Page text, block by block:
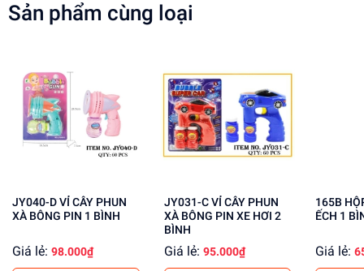
Lợi Ích Phát Triển
Tăng cường kỹ năng phối hợp tay mắt
Giúp trẻ em học hỏi, khám phá thế giới xung quanh
Mua ngay tạidochoitinphat.com, chúng tôi cung cấp giá sỉ
cho khách buôn. Liên hệ với chúng tôi để biết thêm thông
Sản phẩm cùng loại
JY040-D VỈ CÂY PHUN
XÀ BÔNG PIN 1 BÌNH
Giá lẻ: 98.000₫
JY031-C VỈ CÂY PHUN
XÀ BÔNG PIN XE HƠI 2
BÌNH
Giá lẻ: 95.000₫
165B HỘP XÀ BÔNG PIN
ẾCH 1
Giá lẻ: